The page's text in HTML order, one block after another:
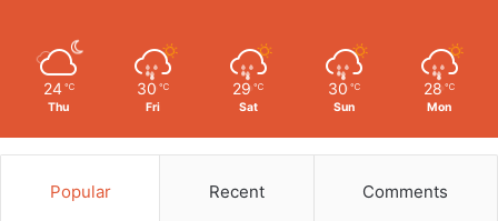
24 ℃
Thu
30 ℃
Fri
29 ℃
Sat
30 ℃
Sun
28 ℃
Mon
Popular Recent Comments